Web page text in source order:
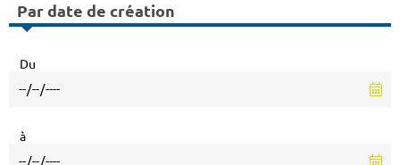
Par date de création
Du
à